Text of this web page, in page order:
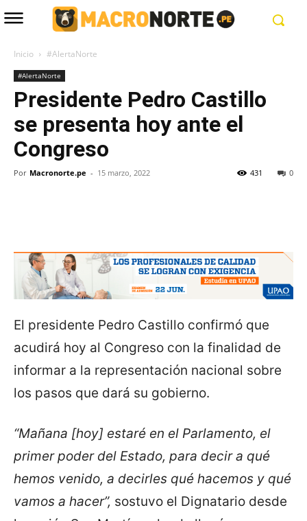
Inicio #AlertaNorte
#AlertaNorte
Presidente Pedro Castillo
se presenta hoy ante el
Congreso
Por Macronorte.pe - 15 marzo, 2022 0
431
El presidente Pedro Castillo confirmó que
acudirá hoy al Congreso con la finalidad de
informar a la representación nacional sobre
los pasos que dará su gobierno.
“Mañana [hoy] estaré en el Parlamento, el
primer poder del Estado, para decir a qué
hemos venido, a decirles qué hacemos y qué
vamos a hacer”, sostuvo el Dignatario desde